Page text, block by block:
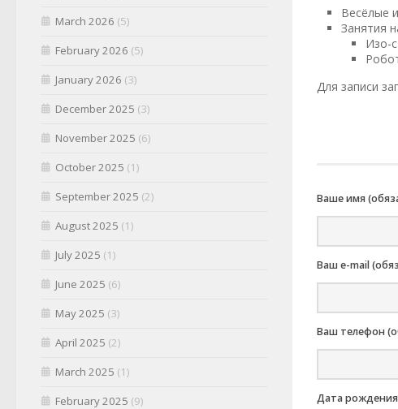
Весёлые
Занятия
Изо-
Для записи
Ваше имя
Ваш e-mail
Ваш телефон
Дата рождения
March 2026 (5)
February 2026 (5)
January 2026 (3)
December 2025 (3)
November 2025 (6)
October 2025 (1)
September 2025 (2)
August 2025 (1)
July 2025 (1)
June 2025 (6)
May 2025 (3)
April 2025 (2)
March 2025 (1)
February 2025 (9)